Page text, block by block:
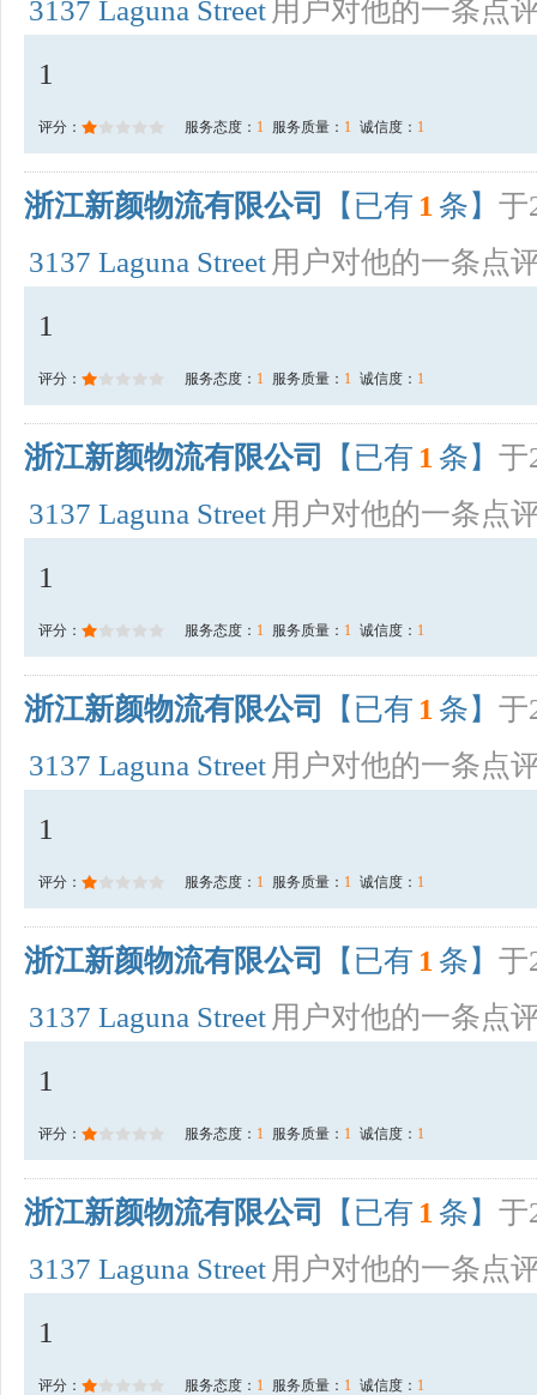
3137 Laguna Street 用户对他的一条点
1
评分： 服务态度： 1 服务质量： 1 诚信度： 1
浙江新颜物流有限公司 【已有 1 条】 于
3137 Laguna Street 用户对他的一条点
1
评分： 服务态度： 1 服务质量： 1 诚信度： 1
浙江新颜物流有限公司 【已有 1 条】 于
3137 Laguna Street 用户对他的一条点
1
评分： 服务态度： 1 服务质量： 1 诚信度： 1
浙江新颜物流有限公司 【已有 1 条】 于
3137 Laguna Street 用户对他的一条点
1
评分： 服务态度： 1 服务质量： 1 诚信度： 1
浙江新颜物流有限公司 【已有 1 条】 于
3137 Laguna Street 用户对他的一条点
1
评分： 服务态度： 1 服务质量： 1 诚信度： 1
浙江新颜物流有限公司 【已有 1 条】 于
3137 Laguna Street 用户对他的一条点
1
评分： 服务态度： 1 服务质量： 1 诚信度： 1